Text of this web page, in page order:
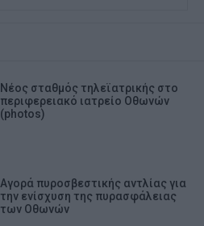
Νέος σταθμός τηλεϊατρικής στο
περιφερειακό ιατρείο Οθωνών
(photos)
Αγορά πυροσβεστικής αντλίας για
την ενίσχυση της πυρασφάλειας
των Οθωνών